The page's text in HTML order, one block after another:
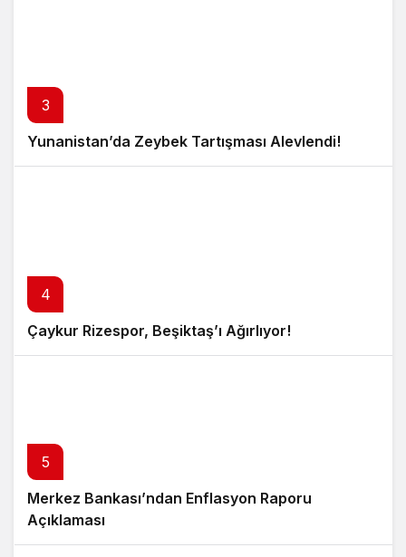
3
Yunanistan’da Zeybek Tartışması Alevlendi!
4
Çaykur Rizespor, Beşiktaş’ı Ağırlıyor!
5
Merkez Bankası’ndan Enflasyon Raporu
Açıklaması